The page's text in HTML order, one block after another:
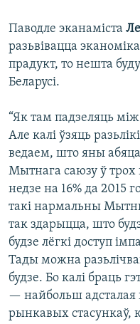
Паводле эканаміста
разьвівацца
прадукт, то нешта
Беларусі.
“Як там падзеляць
Але калі ўзяць
ведаем, што яны
Мытнага саюзу ў трох
недзе на 16% да 2015
такі нармальны
так здарыцца, што
будзе лёгкі доступ
Тады можна
будзе. Бо калі браць
— найбольш адсталая
рынкавых стасункаў,